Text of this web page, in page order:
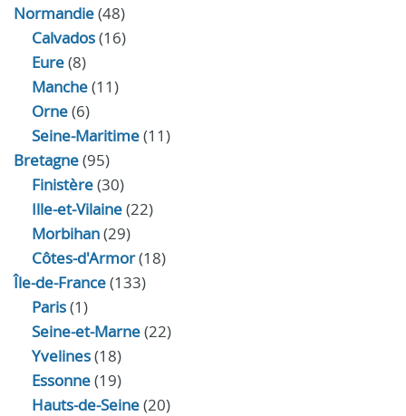
Normandie(48)
Calvados(16)
Eure(8)
Manche(11)
Orne(6)
Seine-Maritime(11)
Bretagne(95)
Finistère(30)
Ille-et-Vilaine(22)
Morbihan(29)
Côtes-d'Armor(18)
Île-de-France(133)
Paris(1)
Seine-et-Marne(22)
Yvelines(18)
Essonne(19)
Hauts-de-Seine(20)